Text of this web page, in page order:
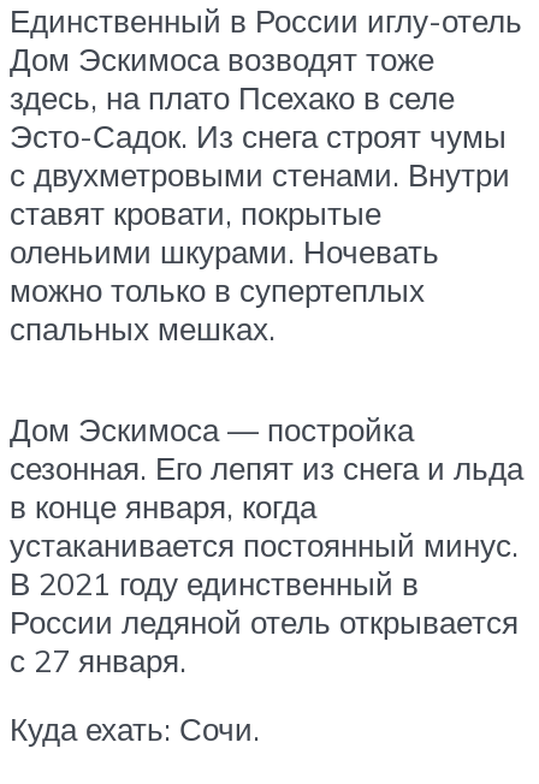
Единственный в России иглу-отель
Дом Эскимоса возводят тоже
здесь, на плато Псехако в селе
Эсто-Садок. Из снега строят чумы
с двухметровыми стенами. Внутри
ставят кровати, покрытые
оленьими шкурами. Ночевать
можно только в супертеплых
спальных мешках.
Дом Эскимоса — постройка
сезонная. Его лепят из снега и льда
в конце января, когда
устаканивается постоянный минус.
В 2021 году единственный в
России ледяной отель открывается
с 27 января.
Куда ехать: Сочи.